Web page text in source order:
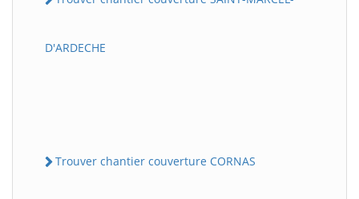
D'ARDECHE
Trouver chantier couverture CORNAS